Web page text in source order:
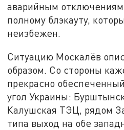
аварийным отключениям
полному блэкауту,
неизбежен.
Ситуацию Москалёв
образом. Со стороны
прекрасно
угол Украины:
Калушская ТЭЦ, рядом
типа выход на обе